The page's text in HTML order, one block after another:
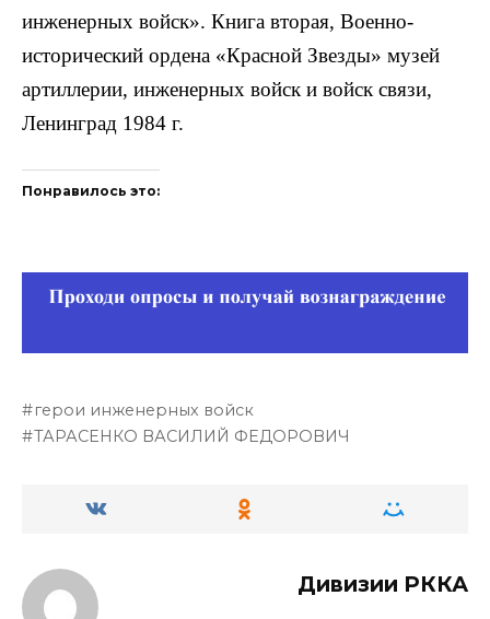
инженер­ных войск». Книга вторая, Военно-
исторический ордена «Красной Звезды» музей
артиллерии, инженерных войск и войск связи,
Ленинград 1984 г.
Понравилось это:
герои инженерных войск
ТАРАСЕНКО ВАСИЛИЙ ФЕДОРОВИЧ
Дивизии РККА